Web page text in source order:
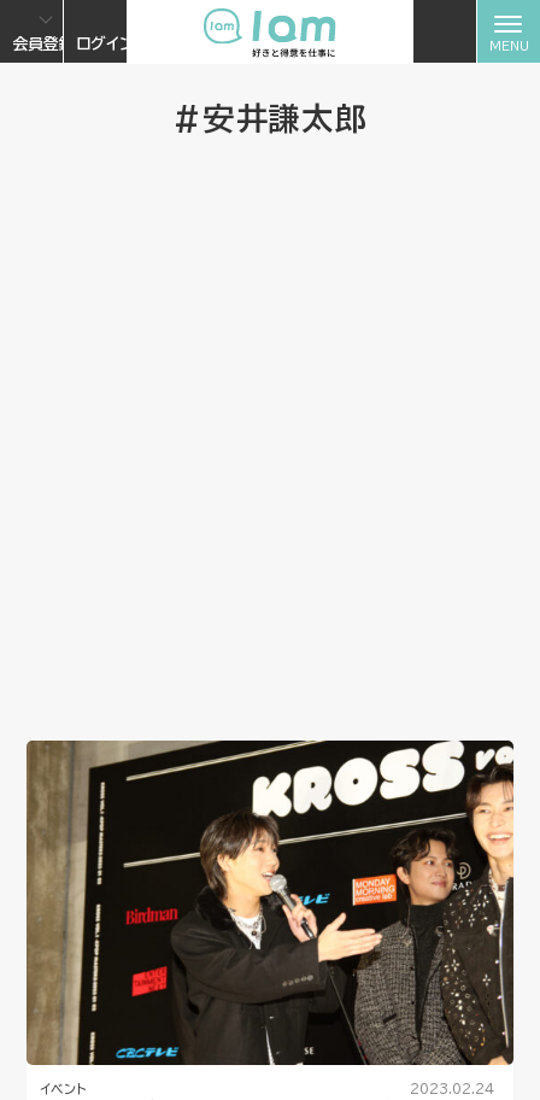
会員登録 ログイン
#安井謙太郎
イベント 2023.02.24